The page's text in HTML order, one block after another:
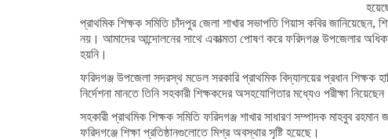
প্রাথমিক শিক্ষক সমিতি চাঁদপুর জেলা শাখার সভাপতি গিয়াস কবির জানিয়েছেন,
নয়। আমাদের আন্দোলনের সাথে একাত্মতা পোষণ করে ফরিদগঞ্জ উপজেলার
হয়নি।
ফরিদগঞ্জ উপজেলা সদরস্থ মডেল সরকারি প্রাথমিক বিদ্যালয়ের প্রধান শিক্ষক
নির্দেশনা মানতে তিনি সহকারী শিক্ষকদের অসহযোগিতার মধ্যেও পরীক্ষা
সহকারী প্রাথমিক শিক্ষক সমিতি ফরিদগঞ্জ শাখার সাধারণ সম্পাদক মাহবুব রহমান
ফরিদগঞ্জে শিক্ষা প্রতিষ্ঠানগুলোতে মিশ্র অবস্থার সৃষ্টি হয়েছে।